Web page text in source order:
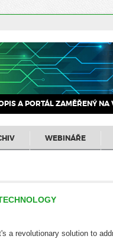
A PORTÁL ZAMĚŘENÝ
WEBINÁŘE
a revolutionary solution to